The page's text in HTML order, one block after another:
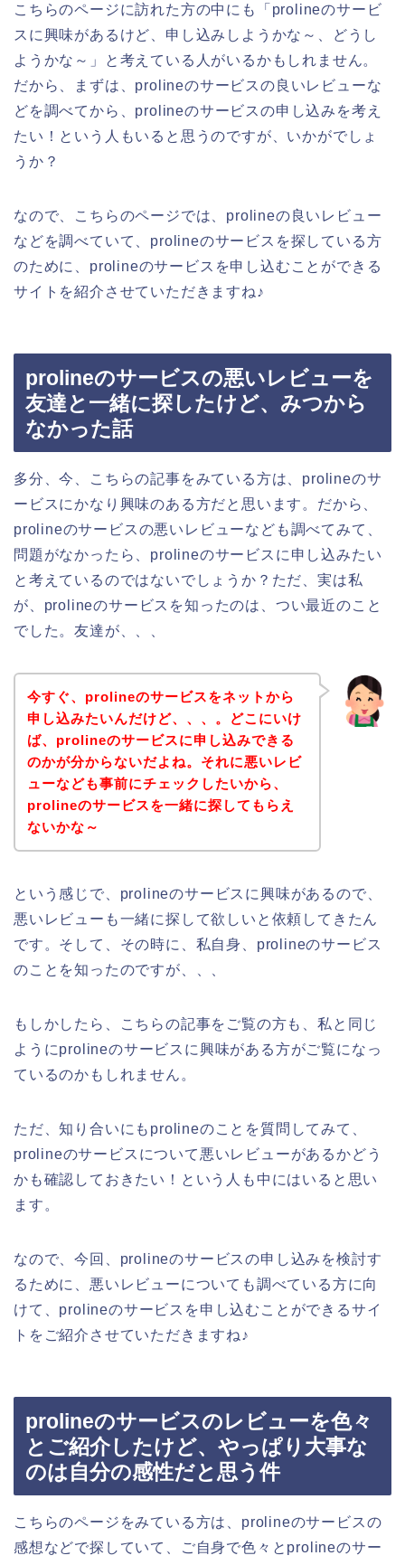
こちらのページに訪れた方の中にも「prolineのサービ
スに興味があるけど、申し込みしようかな～、どうし
ようかな～」と考えている人がいるかもしれません。
だから、まずは、prolineのサービスの良いレビューな
どを調べてから、prolineのサービスの申し込みを考え
たい！という人もいると思うのですが、いかがでしょ
うか？
なので、こちらのページでは、prolineの良いレビュー
などを調べていて、prolineのサービスを探している方
のために、prolineのサービスを申し込むことができる
サイトを紹介させていただきますね♪
prolineのサービスの悪いレビューを
友達と一緒に探したけど、みつから
なかった話
多分、今、こちらの記事をみている方は、prolineのサ
ービスにかなり興味のある方だと思います。だから、
prolineのサービスの悪いレビューなども調べてみて、
問題がなかったら、prolineのサービスに申し込みたい
と考えているのではないでしょうか？ただ、実は私
が、prolineのサービスを知ったのは、つい最近のこと
でした。友達が、、、
今すぐ、prolineのサービスをネットから
申し込みたいんだけど、、、。どこにいけ
ば、prolineのサービスに申し込みできる
のかが分からないだよね。それに悪いレビ
ューなども事前にチェックしたいから、
prolineのサービスを一緒に探してもらえ
ないかな～
という感じで、prolineのサービスに興味があるので、
悪いレビューも一緒に探して欲しいと依頼してきたん
です。そして、その時に、私自身、prolineのサービス
のことを知ったのですが、、、
もしかしたら、こちらの記事をご覧の方も、私と同じ
ようにprolineのサービスに興味がある方がご覧になっ
ているのかもしれません。
ただ、知り合いにもprolineのことを質問してみて、
prolineのサービスについて悪いレビューがあるかどう
かも確認しておきたい！という人も中にはいると思い
ます。
なので、今回、prolineのサービスの申し込みを検討す
るために、悪いレビューについても調べている方に向
けて、prolineのサービスを申し込むことができるサイ
トをご紹介させていただきますね♪
prolineのサービスのレビューを色々
とご紹介したけど、やっぱり大事な
のは自分の感性だと思う件
こちらのページをみている方は、prolineのサービスの
感想などで探していて、ご自身で色々とprolineのサー